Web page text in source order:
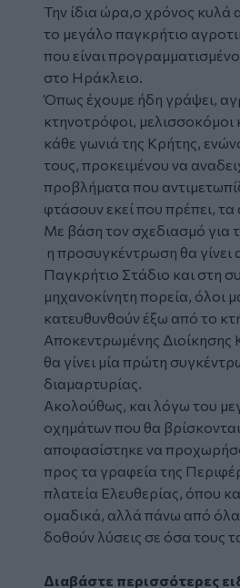
Την ίδια ώρα,ο χρόνος κυλά
το μεγάλο παγκρήτιο
που είναι
στο Ηράκλειο.
Όπως έχουμε ήδη γράψει,
κτηνοτρόφοι,
κάθε γωνιά της Κρήτης,
τους, προκειμένου να
προβλήματα που
φτάσουν εκεί που πρέπει, τα
Με βάση τον σχεδιασμό για
η προσυγκέντρωση θα γίνει
Παγκρήτιο Στάδιο και στη
μηχανοκίνητη πορεία, όλοι
κατευθυνθούν έξω από το
Αποκεντρωμένης Διοίκησης
θα γίνει μία πρώτη
διαμαρτυρίας.
Ακολούθως, και λόγω του
οχημάτων που θα
αποφασίστηκε να
προς τα γραφεία της
πλατεία Ελευθερίας, όπου
ομαδικά, αλλά πάνω από όλα
δοθούν λύσεις σε όσα τους
Διαβάστε περισσότερες